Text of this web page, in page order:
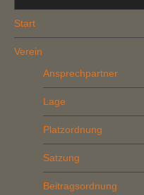
Start
Verein
Ansprechpartner
Lage
Platzordnung
Satzung
Beitragsordnung